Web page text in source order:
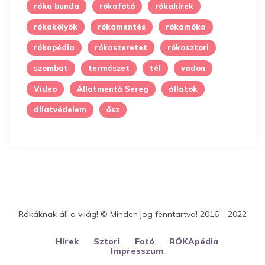
róka bunda rókafotó rókahírek
rókakölyök rókamentés rókamóka
rókapédia rókaszeretet rókasztori
szombat természet tél vadon
Video Állatmentő Sereg állatok
állatvédelem ősz
Rókáknak áll a világ! © Minden jog fenntartva! 2016 – 2022
Hírek Sztori Fotó
RÓKApédia
Impresszum